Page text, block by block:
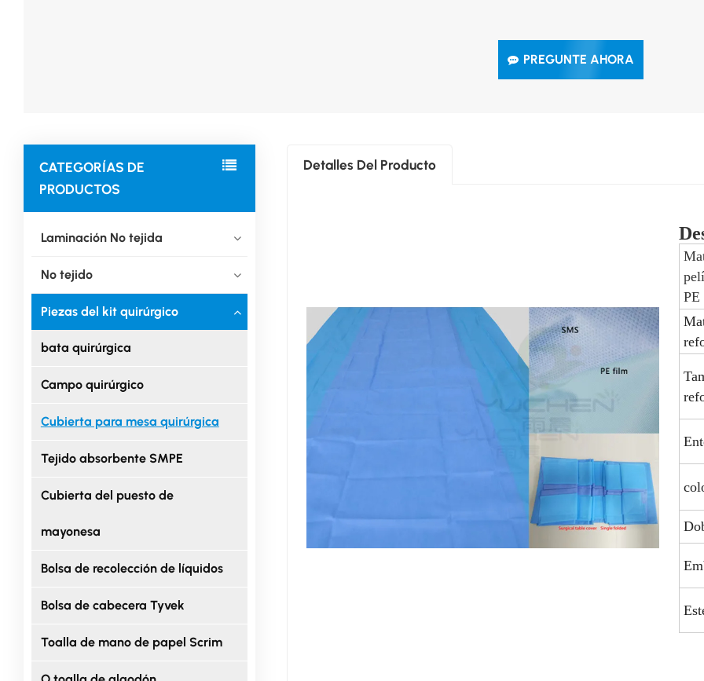
PREGUNTE AHORA
CATEGORÍAS DE
PRODUCTOS
Laminación No tejida
No tejido
Piezas del kit quirúrgico
bata quirúrgica
Campo quirúrgico
Cubierta para mesa quirúrgica
Tejido absorbente SMPE
Cubierta del puesto de
mayonesa
Bolsa de recolección de líquidos
Bolsa de cabecera Tyvek
Toalla de mano de papel Scrim
Detalles Del Producto
PE